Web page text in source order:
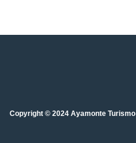
Copyright © 2024 Ayamonte Turismo